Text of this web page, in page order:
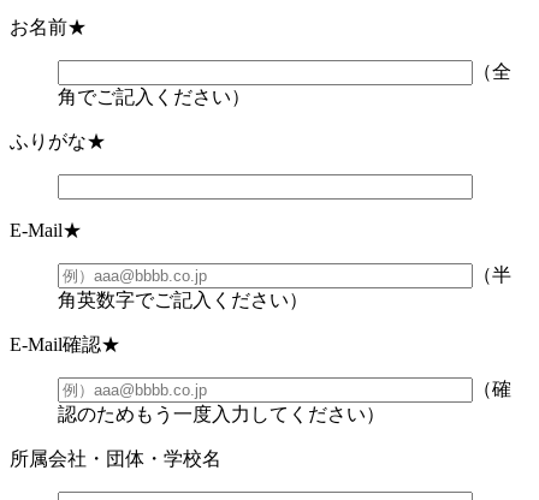
お名前★
（全
角でご記入ください）
ふりがな★
E-Mail★
（半
角英数字でご記入ください）
E-Mail確認★
（確
認のためもう一度入力してください）
所属会社・団体・学校名